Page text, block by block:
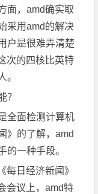
面，amd确实取
采用amd的解决
户是很难弄清楚
次的四核比英特
。
？
面检测计算机
》的了解，amd
的一种手段。
日经济新闻》
会议上，amd特